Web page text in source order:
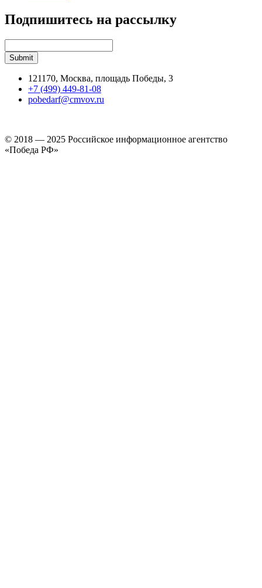
Подпишитесь на рассылку
121170, Москва, площадь Победы, 3
+7 (499) 449-81-08
pobedarf@cmvov.ru
© 2018 — 2025 Российское информационное агентство
«Победа РФ»